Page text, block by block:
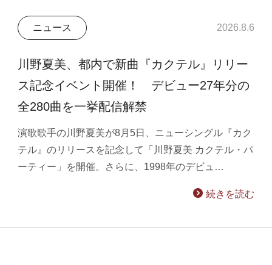
ニュース 2026.8.6
川野夏美、都内で新曲『カクテル』リリー
ス記念イベント開催！ デビュー27年分の
全280曲を一挙配信解禁
演歌歌手の川野夏美が8月5日、ニューシングル『カク
テル』のリリースを記念して「川野夏美 カクテル・パ
ーティー」を開催。さらに、1998年のデビュ…
続きを読む